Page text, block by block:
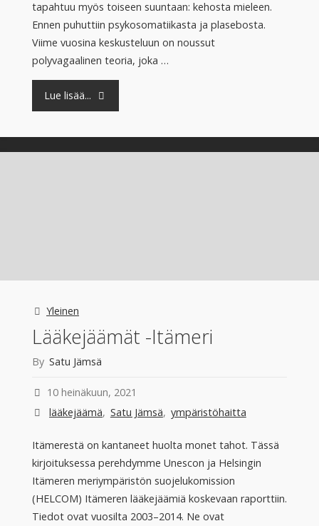
tapahtuu myös toiseen suuntaan: kehosta mieleen.
Ennen puhuttiin psykosomatiikasta ja plasebosta.
Viime vuosina keskusteluun on noussut
polyvagaalinen teoria, joka …
Lue lisää... "”Mieli
ole
Yleinen
Lääkejäämät -Itämeri
By Satu Jämsä
10 heinäkuun, 2021
lääkejäämä, Satu Jämsä, ympäristöhaitta
Itämerestä on kantaneet huolta monet tahot. Tässä
kirjoituksessa perehdymme Unescon ja Helsingin
Itämeren meriympäristön suojelukomission
(HELCOM) Itämeren lääkejäämiä koskevaan raporttiin.
Tiedot ovat vuosilta 2003–2014. Ne ovat